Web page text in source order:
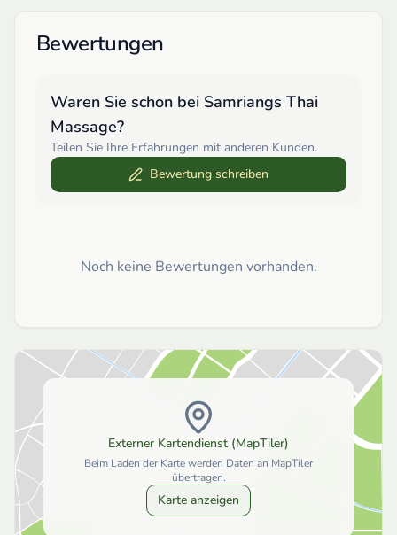
Bewertungen
Waren Sie schon bei Samriangs Thai
Massage?
Teilen Sie Ihre Erfahrungen mit anderen Kunden.
Bewertung schreiben
Noch keine Bewertungen vorhanden.
Externer Kartendienst (MapTiler)
Beim Laden der Karte werden Daten an MapTiler
übertragen.
Karte anzeigen